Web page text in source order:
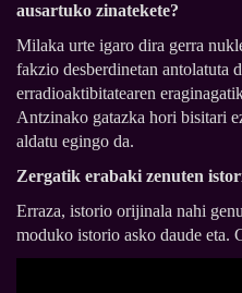
ausartuko zinatekete?
Milaka urte igaro dira gerra
fakzio desberdinetan antolatuta
erradioaktibitatearen
Antzinako gatazka hori bisitari
aldatu egingo da.
Zergatik erabaki zenuten
Erraza, istorio orijinala nahi
moduko istorio asko daude eta.